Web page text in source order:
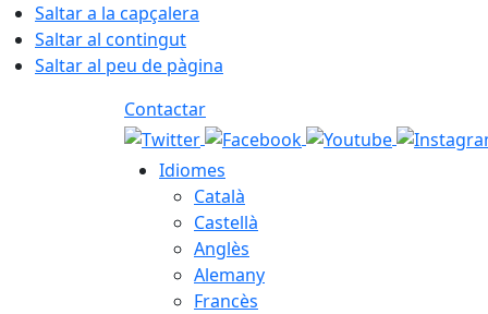
Saltar a la capçalera
Saltar al contingut
Saltar al peu de pàgina
Contactar
Idiomes
Català
Castellà
Anglès
Alemany
Francès